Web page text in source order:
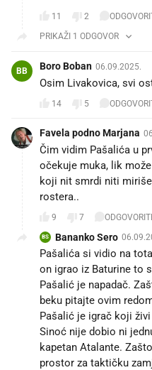
11 2
PRIKAŽI 1 ODGOVOR
BB Boro Boban 06.09.2025.
Osim Livakovica, svi
14 5
Favela podno Marjana
Čim vidim Pašalića u
očekuje muka, lik
koji nit smrdi niti
rostera..
9 7
BS Bananko Sero
Pašalića si vidio na
on igrao iz Baturine to
Pašalić je napadač.
beku pitajte ovim
Pašalić je igrač koji
Sinoć nije dobio ni
kapetan Atalante.
prostor za taktičku